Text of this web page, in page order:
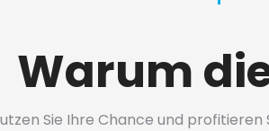
Warum die
Sie Ihre Chance und profitieren